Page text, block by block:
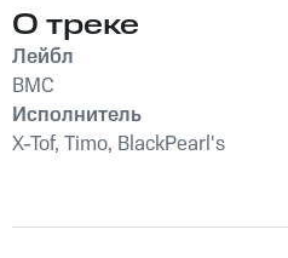
О треке
Лейбл
BMC
Исполнитель
X-Tof, Timo, BlackPearl's